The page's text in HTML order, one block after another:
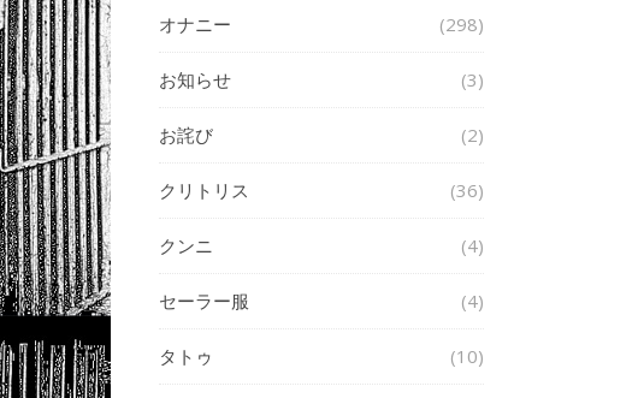
オナニー (298)
お知らせ (3)
お詫び (2)
クリトリス (36)
クンニ (4)
セーラー服 (4)
タトゥ (10)